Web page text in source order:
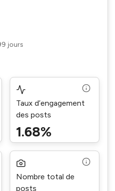
jours
Taux d’engagement
des posts
1.68%
Nombre total de
posts